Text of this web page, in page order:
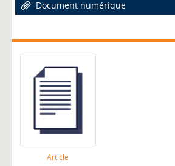
Document numérique
Article